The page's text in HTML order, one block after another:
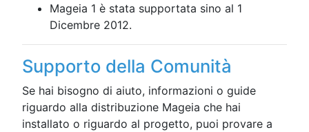
Mageia 1 è stata supportata sino al 1
Dicembre 2012.
Supporto della Comunità
Se hai bisogno di aiuto, informazioni o guide
riguardo alla distribuzione Mageia che hai
installato o riguardo al progetto, puoi provare a